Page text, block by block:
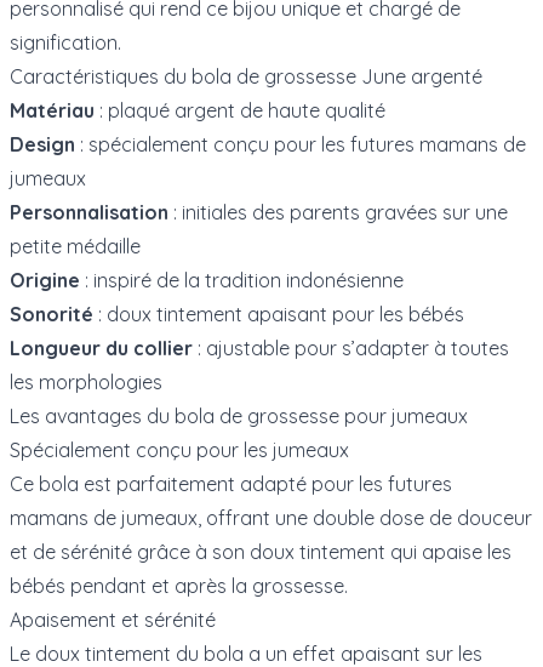
personnalisé qui rend ce bijou unique et chargé de
signification.
Caractéristiques du bola de grossesse June argenté
Matériau : plaqué argent de haute qualité
Design : spécialement conçu pour les futures mamans de
jumeaux
Personnalisation : initiales des parents gravées sur une
petite médaille
Origine : inspiré de la tradition indonésienne
Sonorité : doux tintement apaisant pour les bébés
Longueur du collier : ajustable pour s’adapter à toutes
les morphologies
Les avantages du bola de grossesse pour jumeaux
Spécialement conçu pour les jumeaux
Ce bola est parfaitement adapté pour les futures
mamans de jumeaux, offrant une double dose de douceur
et de sérénité grâce à son doux tintement qui apaise les
bébés pendant et après la grossesse.
Apaisement et sérénité
Le doux tintement du bola a un effet apaisant sur les